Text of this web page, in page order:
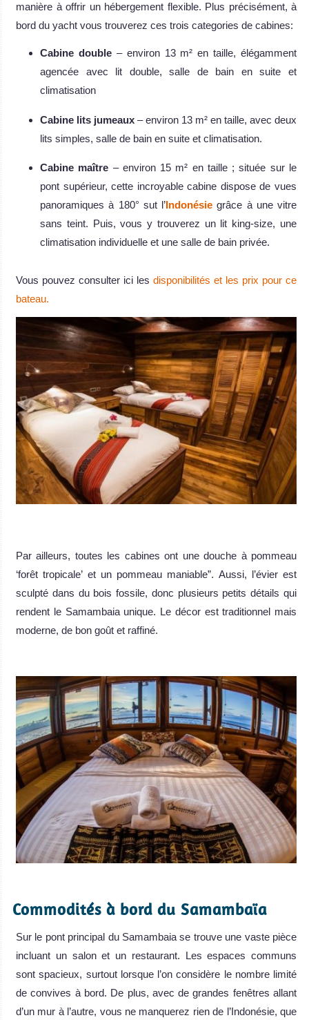
manière à offrir un hébergement flexible. Plus précisément, à
bord du yacht vous trouverez ces trois categories de cabines:
Cabine double– environ 13 m² en taille, élégamment
agencée avec lit double, salle de bain en suite et
climatisation
Cabine lits jumeaux – environ 13 m² en taille, avec deux
lits simples, salle de bain en suite et climatisation.
Cabine maître – environ 15 m² en taille ; située sur le
pont supérieur, cette incroyable cabine dispose de vues
panoramiques à 180° sut l’Indonésie grâce à une vitre
sans teint. Puis, vous y trouverez un lit king-size, une
climatisation individuelle et une salle de bain privée.
Vous pouvez consulter ici les disponibilités et les prix pour ce
bateau.
Par ailleurs, toutes les cabines ont une douche à pommeau
‘forêt tropicale’ et un pommeau maniable”. Aussi, l’évier est
sculpté dans du bois fossile, donc plusieurs petits détails qui
rendent le Samambaia unique. Le décor est traditionnel mais
moderne, de bon goût et raffiné.
Commodités à bord du Samambaïa
Sur le pont principal du Samambaia se trouve une vaste pièce
incluant un salon et un restaurant. Les espaces communs
sont spacieux, surtout lorsque l’on considère le nombre limité
de convives à bord. De plus, avec de grandes fenêtres allant
d’un mur à l’autre, vous ne manquerez rien de l’Indonésie, que